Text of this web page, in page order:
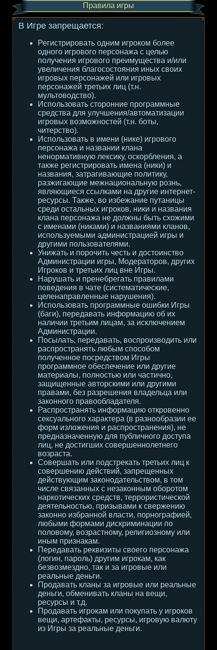
Правила игры
В Игре запрещается:
Регистрировать одним игроком более
одного игрового персонажа с целью
получения игрового преимущества и/или
увеличения благосостояния иных своих
игровых персонажей или игровых
персонажей третьих лиц (т.н.
мультоводство).
Использовать сторонние программные
средства для улучшения/автоматизации
игровых возможностей (т.н. боты,
читерство).
Использовать в имени (нике) игрового
персонажа и названии клана
ненормативную лексику, оскорбления, а
также регистрировать имена (ники) и
названия, затрагивающие политику,
разжигающие межнациональную рознь,
являющиеся ссылками на другие интернет-
ресурсы. Также, во избежание путаницы
среди остальных игроков, ники и названия
клана персонажа не должны быть схожими
с именами (никами) и названиями кланов,
используемыми администрацией игры и
другими пользователями.
Унижать и порочить честь и достоинство
Администрации игры, Модераторов, других
Игроков и третьих лиц вне Игры.
Нарушать и пренебрегать правилами
поведения в чате (систематические,
целенаправленные нарушения).
Использовать программные ошибки Игры
(баги), передавать информацию об их
наличии третьим лицам, за исключением
Администрации.
Посылать, передавать, воспроизводить или
распространять любым способом
полученное посредством Игры
программное обеспечение или другие
материалы, полностью или частично,
защищенные авторскими или другими
правами, без разрешения владельца или
законного правообладателя.
Распространять информацию откровенно
сексуального характера (в разнообразии ее
форм изложения и распространения), не
предназначенную для публичного доступа
лиц, не достигших совершеннолетнего
возраста.
Совершать или подстрекать третьих лиц к
совершению действий, запрещенных
действующим законодательством, в том
числе связанных с незаконным оборотом
наркотических средств, террористической
деятельностью, призывами к свержению
законно избранной власти, порнографией,
любыми формами дискриминации по
половому, возрастному, религиозному или
иным признакам.
Передавать реквизиты своего персонажа
(логин, пароль) другим игрокам, как
безвозмездно, так и за игровые или
реальные деньги.
Продавать кланы за игровые или реальные
деньги, обменивать кланы на вещи,
ресурсы и т.д.
Продавать игрокам или покупать у игроков
вещи, артефакты, ресурсы, игровую валюту
из Игры за реальные деньги.